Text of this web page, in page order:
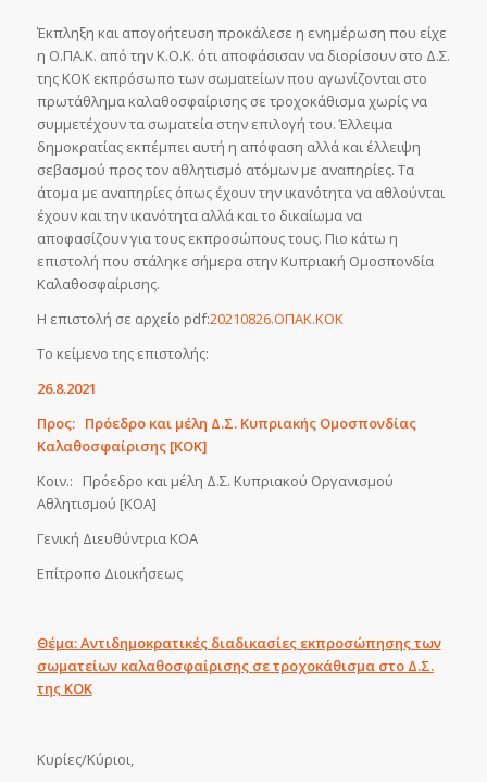
Έκπληξη και απογοήτευση προκάλεσε η ενημέρωση που είχε
η Ο.ΠΑ.Κ. από την Κ.Ο.Κ. ότι αποφάσισαν να διορίσουν στο Δ.Σ.
της ΚΟΚ εκπρόσωπο των σωματείων που αγωνίζονται στο
πρωτάθλημα καλαθοσφαίρισης σε τροχοκάθισμα χωρίς να
συμμετέχουν τα σωματεία στην επιλογή του. Έλλειμα
δημοκρατίας εκπέμπει αυτή η απόφαση αλλά και έλλειψη
σεβασμού προς τον αθλητισμό ατόμων με αναπηρίες. Τα
άτομα με αναπηρίες όπως έχουν την ικανότητα να αθλούνται
έχουν και την ικανότητα αλλά και το δικαίωμα να
αποφασίζουν για τους εκπροσώπους τους. Πιο κάτω η
επιστολή που στάληκε σήμερα στην Κυπριακή Ομοσπονδία
Καλαθοσφαίρισης.
Η επιστολή σε αρχείο pdf:20210826.ΟΠΑΚ.ΚΟΚ
Το κείμενο της επιστολής:
26.8.2021
Προς: Πρόεδρο και μέλη Δ.Σ. Κυπριακής Ομοσπονδίας
Καλαθοσφαίρισης [ΚΟΚ]
Κοιν.: Πρόεδρο και μέλη Δ.Σ. Κυπριακού Οργανισμού
Αθλητισμού [ΚΟΑ]
Γενική Διευθύντρια ΚΟΑ
Επίτροπο Διοικήσεως
Θέμα: Αντιδημοκρατικές διαδικασίες εκπροσώπησης των
σωματείων καλαθοσφαίρισης σε τροχοκάθισμα στο Δ.Σ.
της ΚΟΚ
Κυρίες/Κύριοι,